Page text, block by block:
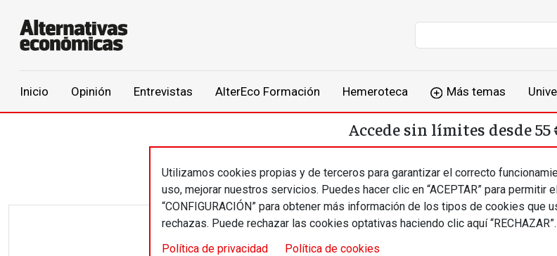
Inicio Opinión Entrevistas AlterEco Formación Hemeroteca Más temas
Utilizamos cookies propias y de terceros para garantizar el correcto
uso, mejorar nuestros servicios. Puedes hacer clic en “ACEPTAR” para permitir
“CONFIGURACIÓN” para obtener más información de los tipos de cookies que
rechazas. Puede rechazar las cookies optativas haciendo clic aquí “RECHAZAR”.
Política de privacidad
Política de cookies
Accede sin límites desde 55